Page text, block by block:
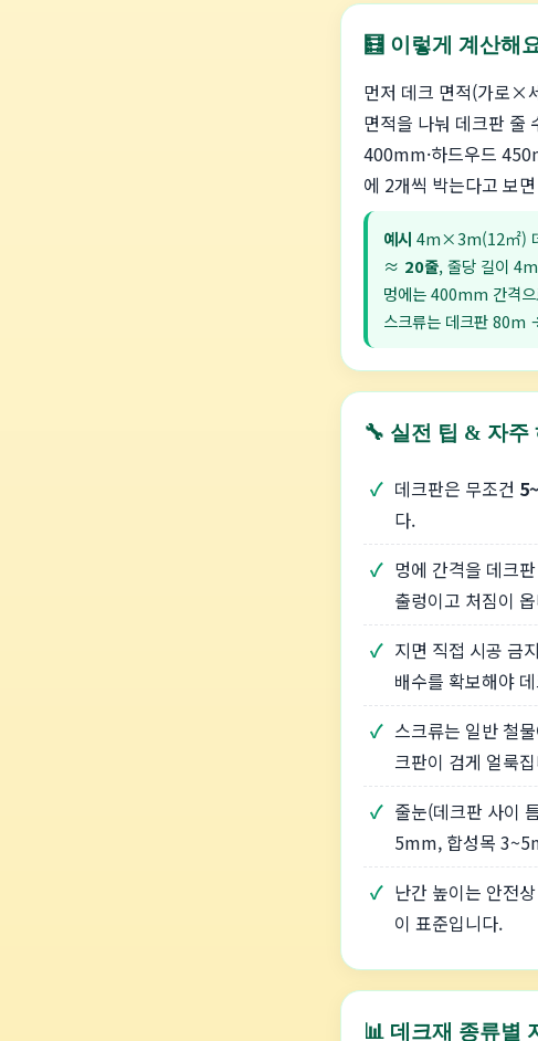
🧮 이렇게 계산해
먼저 데크 면적(가로×
면적을 나눠 데크판 줄
400mm·하드우드
에 2개씩 박는다고 보
예시 4m×3m(12㎡)
≈ 20줄, 줄당 길이
멍에는 400mm 간격
스크류는 데크판
🔧 실전 팁 & 자주
데크판은 무조건
다.
멍에 간격을 데크
출렁이고 처짐이
지면 직접 시공 금
배수를 확보해야
스크류는 일반 철
크판이 검게 얼룩
줄눈(데크판 사이
5mm, 합성목
난간 높이는 안전
이 표준입니다.
📊 데크재 종류별